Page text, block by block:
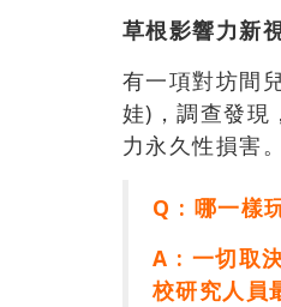
草根影響力新
有一項對坊間
娃)，調查發現
力永久性損害
Q : 哪一樣
A : 一切取
校研究人員